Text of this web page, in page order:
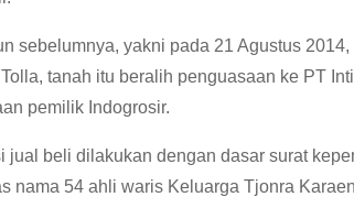
sebelumnya, yakni pada 21 Agustus
tanah itu beralih penguasaan ke PT
pemilik Indogrosir.
jual beli dilakukan dengan dasar surat
nama 54 ahli waris Keluarga Tjonra